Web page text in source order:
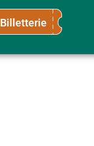
Billetterie